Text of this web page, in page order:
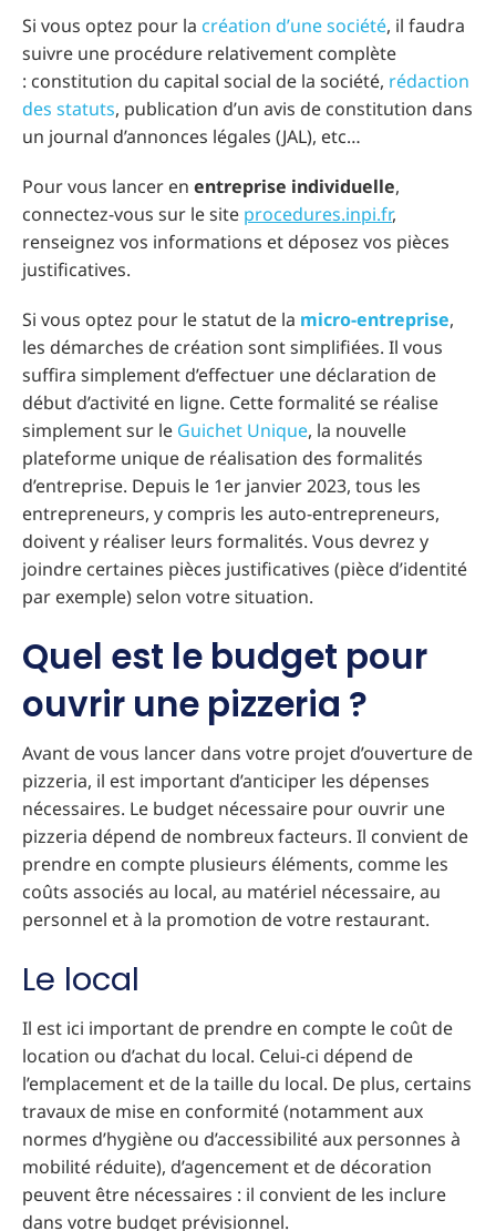
Si vous optez pour la création d’une société, il faudra
suivre une procédure relativement complète
: constitution du capital social de la société, rédaction
des statuts, publication d’un avis de constitution dans
un journal d’annonces légales (JAL), etc…
Pour vous lancer en entreprise individuelle,
connectez-vous sur le site procedures.inpi.fr,
renseignez vos informations et déposez vos pièces
justificatives.
Si vous optez pour le statut de la micro-entreprise,
les démarches de création sont simplifiées. Il vous
suffira simplement d’effectuer une déclaration de
début d’activité en ligne. Cette formalité se réalise
simplement sur le Guichet Unique, la nouvelle
plateforme unique de réalisation des formalités
d’entreprise. Depuis le 1er janvier 2023, tous les
entrepreneurs, y compris les auto-entrepreneurs,
doivent y réaliser leurs formalités. Vous devrez y
joindre certaines pièces justificatives (pièce d’identité
par exemple) selon votre situation.
Quel est le budget pour
ouvrir une pizzeria ?
Avant de vous lancer dans votre projet d’ouverture de
pizzeria, il est important d’anticiper les dépenses
nécessaires. Le budget nécessaire pour ouvrir une
pizzeria dépend de nombreux facteurs. Il convient de
prendre en compte plusieurs éléments, comme les
coûts associés au local, au matériel nécessaire, au
personnel et à la promotion de votre restaurant.
Le local
Il est ici important de prendre en compte le coût de
location ou d’achat du local. Celui-ci dépend de
l’emplacement et de la taille du local. De plus, certains
travaux de mise en conformité (notamment aux
normes d’hygiène ou d’accessibilité aux personnes à
mobilité réduite), d’agencement et de décoration
peuvent être nécessaires : il convient de les inclure
dans votre budget prévisionnel.